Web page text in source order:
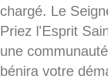
chargé. Le
Priez l'Esprit
une
bénira votre